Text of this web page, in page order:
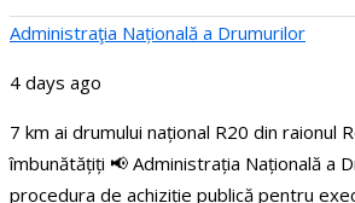
Administraţia Națională a Drumurilor
4 days ago
7 km ai drumului național R20 din raionul
îmbunătățiți 📢 Administrația Națională a
procedura de achiziție publică pentru